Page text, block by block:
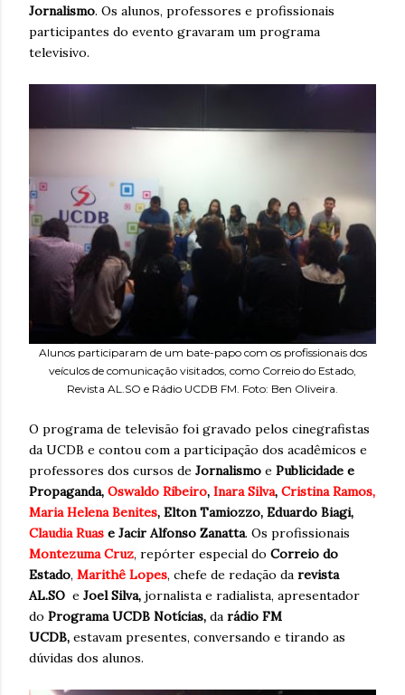
Jornalismo. Os alunos, professores e profissionais
participantes do evento gravaram um programa
televisivo.
Alunos participaram de um bate-papo com os profissionais dos
veículos de comunicação visitados, como Correio do Estado,
Revista AL.SO e Rádio UCDB FM. Foto: Ben Oliveira.
O programa de televisão foi gravado pelos cinegrafistas
da UCDB e contou com a participação dos acadêmicos e
professores dos cursos de Jornalismo e Publicidade e
Propaganda, Oswaldo Ribeiro, Inara Silva, Cristina Ramos,
Maria Helena Benites, Elton Tamiozzo, Eduardo Biagi,
Claudia Ruas e Jacir Alfonso Zanatta. Os profissionais
Montezuma Cruz, repórter especial do Correio do
Estado, Marithê Lopes, chefe de redação da revista
AL.SO e Joel Silva, jornalista e radialista, apresentador
do Programa UCDB Notícias, da rádio FM
UCDB, estavam presentes, conversando e tirando as
dúvidas dos alunos.